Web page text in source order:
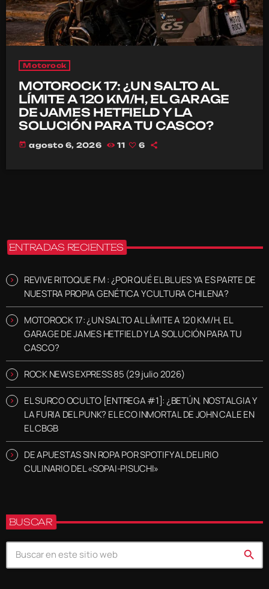
Motorock
MOTOROCK 17: ¿UN SALTO AL
LÍMITE A 120 KM/H, EL GARAGE
DE JAMES HETFIELD Y LA
SOLUCIÓN PARA TU CASCO?
today agosto 6, 2026 11 6
ENTRADAS RECIENTES
REVIVE RITOQUE FM : ¿POR QUÉ EL BLUES YA ES PARTE DE
NUESTRA PROPIA GENÉTICA Y CULTURA CHILENA?
MOTOROCK 17: ¿UN SALTO AL LÍMITE A 120 KM/H, EL
GARAGE DE JAMES HETFIELD Y LA SOLUCIÓN PARA TU
CASCO?
ROCK NEWS EXPRESS 85 (29 julio 2026)
EL SURCO OCULTO [ENTREGA #1]: ¿BETÚN, NOSTALGIA Y
LA FURIA DEL PUNK? EL ECO INMORTAL DE JOHN CALE EN
EL CBGB
DE APUESTAS SIN ROPA POR SPOTIFY AL DELIRIO
CULINARIO DEL «SOPAI-PISUCHI»
BUSCAR
search